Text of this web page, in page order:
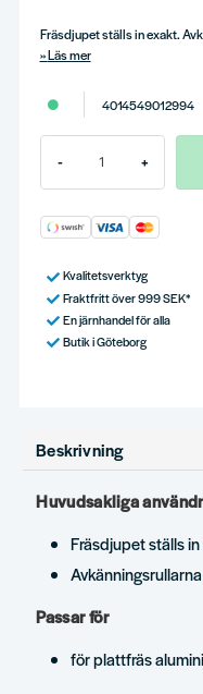
Fräsdjupet ställs in exakt.
Läs mer
4014549012994
- +
Kvalitetsverktyg
Fraktfritt över 999 SEK*
En järnhandel för alla
Butik i Göteborg
Beskrivning
Huvudsakliga
Fräsdjupet ställs
Passar för
för plattfräs